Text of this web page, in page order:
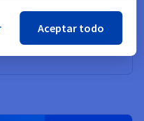
Security & Operations
Aceptar todo